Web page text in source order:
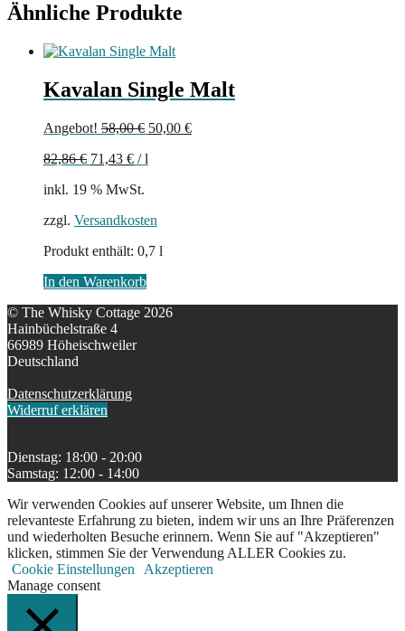
Ähnliche Produkte
Kavalan Single Malt
Angebot! 58,00€ Ursprünglicher
war:
50,00 €Aktueller
82,86€ 71,43 € /l
inkl. 19 % MwSt.
zzgl. Versandkosten
Produkt enthält: 0,7 l
In den Warenkorb
© The Whisky Cottage 2026
Hainbüchelstraße 4
66989 Höheischweiler
Deutschland
Datenschutzerklärung
Widerruf erklären
Dienstag: 18:00 - 20:00
Samstag: 12:00 - 14:00
Wir verwenden Cookies auf unserer Website, um Ihnen die
relevanteste Erfahrung zu bieten, indem wir uns an Ihre Präferenzen
und wiederholten Besuche erinnern. Wenn Sie auf "Akzeptieren"
klicken, stimmen Sie der Verwendung ALLER Cookies zu.
Cookie Einstellungen
Akzeptieren
Manage consent